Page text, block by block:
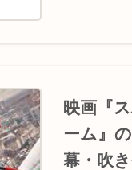
映画『
ーム』
幕・吹